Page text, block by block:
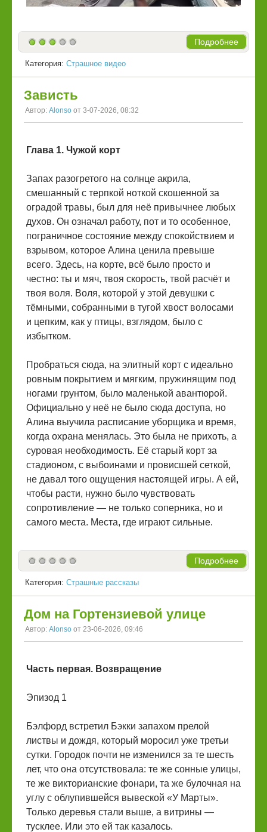
Подробнее
Категория: Страшное видео
Зависть
Автор: Alonso от 3-07-2026, 08:32
Глава 1. Чужой корт
Запах разогретого на солнце акрила,
смешанный с терпкой ноткой скошенной за
оградой травы, был для неё привычнее любых
духов. Он означал работу, пот и то особенное,
пограничное состояние между спокойствием и
взрывом, которое Алина ценила превыше
всего. Здесь, на корте, всё было просто и
честно: ты и мяч, твоя скорость, твой расчёт и
твоя воля. Воля, которой у этой девушки с
тёмными, собранными в тугой хвост волосами
и цепким, как у птицы, взглядом, было с
избытком.
Пробраться сюда, на элитный корт с идеально
ровным покрытием и мягким, пружинящим под
ногами грунтом, было маленькой авантюрой.
Официально у неё не было сюда доступа, но
Алина выучила расписание уборщика и время,
когда охрана менялась. Это была не прихоть, а
суровая необходимость. Её старый корт за
стадионом, с выбоинами и провисшей сеткой,
не давал того ощущения настоящей игры. А ей,
чтобы расти, нужно было чувствовать
сопротивление — не только соперника, но и
самого места. Места, где играют сильные.
Подробнее
Категория: Страшные рассказы
Дом на Гортензиевой улице
Автор: Alonso от 23-06-2026, 09:46
Часть первая. Возвращение
Эпизод 1
Бэлфорд встретил Бэкки запахом прелой
листвы и дождя, который моросил уже третьи
сутки. Городок почти не изменился за те шесть
лет, что она отсутствовала: те же сонные улицы,
те же викторианские фонари, та же булочная на
углу с облупившейся вывеской «У Марты».
Только деревья стали выше, а витрины —
тусклее. Или это ей так казалось.